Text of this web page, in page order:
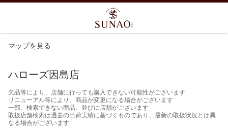
マップを見る
ハローズ因島店
欠品等により、店舗に行っても購入できない可能性がございます
リニューアル等により、商品が変更になる場合がございます
一部、検索できない商品、並びに店舗がございます
取扱店舗検索は過去の出荷実績に基づくものであり、最新の取扱状況とは異
なる場合がございます